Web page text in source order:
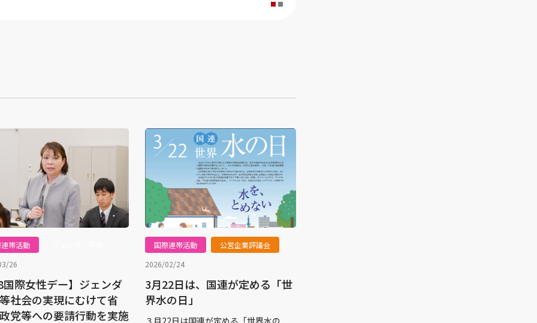
帯活動
26
国際女性デー】ジェンダ
社会の実現にむけて省
党等への要請行動を実施
国際連帯活動
公営企業評議会
2026/02/24
3月22日は、国連が定める「世
界水の日」